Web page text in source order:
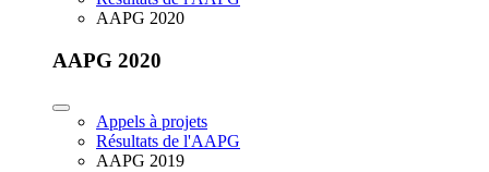
AAPG 2020
AAPG 2020
Appels à projets
Résultats de l'AAPG
AAPG 2019